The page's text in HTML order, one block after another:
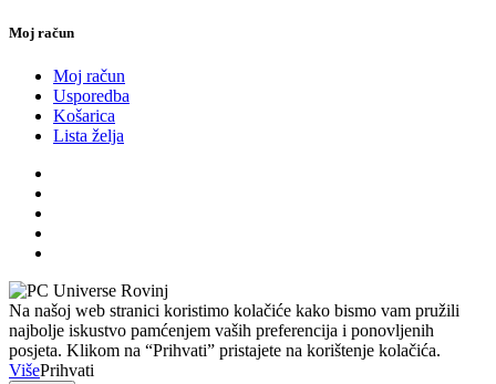
Moj račun
Moj račun
Usporedba
Košarica
Lista želja
Na našoj web stranici koristimo kolačiće kako bismo vam pružili
najbolje iskustvo pamćenjem vaših preferencija i ponovljenih
posjeta. Klikom na “Prihvati” pristajete na korištenje kolačića.
VišePrihvati